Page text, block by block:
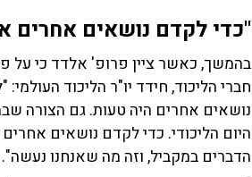
"כדי לקדם נושאים אחרים
בהמשך, כאשר ציין פרופ' אלדד כי
חברי הליכוד, חידד יו"ר הליכוד
נושאים אחרים היה טעות. גם הצורה
היום הליכודי. כדי לקדם נושאים
הדברים במקביל, וזה מה שאנחנו נעשה".